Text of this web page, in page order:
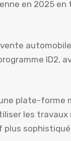
en 2025
ID2,
plate-
les travaux
plus